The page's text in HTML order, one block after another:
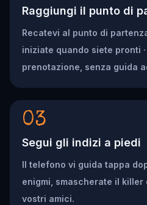
Raggiungi il punto di
Recatevi al punto di
iniziate quando siete pronti
prenotazione, senza guida
03
Segui gli indizi a piedi
Il telefono vi guida tappa
enigmi, smascherate il killer
vostri amici.